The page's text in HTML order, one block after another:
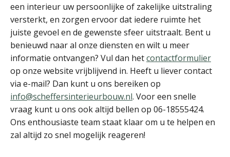
een interieur uw persoonlijke of zakelijke uitstraling
versterkt, en zorgen ervoor dat iedere ruimte het
juiste gevoel en de gewenste sfeer uitstraalt. Bent u
benieuwd naar al onze diensten en wilt u meer
informatie ontvangen? Vul dan hetcontactformulier
op onze website vrijblijvend in. Heeft u liever contact
via e-mail? Dan kunt u ons bereiken op
info@scheffersinterieurbouw.nl. Voor een snelle
vraag kunt u ons ook altijd bellen op 06-18555424.
Ons enthousiaste team staat klaar om u te helpen en
zal altijd zo snel mogelijk reageren!